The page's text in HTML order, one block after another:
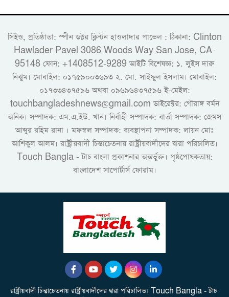
সিইও, প্রতিষ্ঠাতা: স্পীন ডক্টর ক্লিন্টন হাওলাদার পাভেল : ঠিকানা: Clinton
Hawlader Pavel 3086 Woods Way San Jose, CA-
95148 ফোন: +1408512-9289 আইটি বিশেষজ্ঞ: ১. লুইস দারু
নিঝুম। ‎মোবাইল: ০১৭৫৯০০৩৬৯৩ ২. মো. সাইফুল ইসলাম। মোবাইল:
০১৭৩৩৪৩৭৫৯৬ অথবা ০৯৬৯৬৪৩৭৫৯৬ ই-মেইল:
touchbangladeshnews@gmail.com ডাইরেক্টর: গৌরাঙ্গ বর্মন
অনিক। সম্পাদক: এম.এ.ইউ. খান। নির্বাহী সম্পাদক: বার্তা সম্পাদক: জেমস
আব্দুর রহিম রানা । মফস্বল সম্পাদক: ব্যবস্থাপনা সম্পাদক: লায়ন মোঃ
আশিকুল আলম। রাষ্ট্রীয়বাদী চিন্তাচেতনায় রাষ্ট্রীয়বাদীদের দ্বারা পরিচালিত।
Touch Bangla - টাচ বাংলা প্রকাশনার অন্তর্ভুক্ত। পৃষ্ঠপোষকতায়:
বাংলাদেশ সাপোর্টার্স ফোরাম।
রাষ্ট্রীয়বাদী চিন্তাচেতনায় রাষ্ট্রীয়বাদীদের দ্বারা পরিচালিত। Touch Bangla - টাচ